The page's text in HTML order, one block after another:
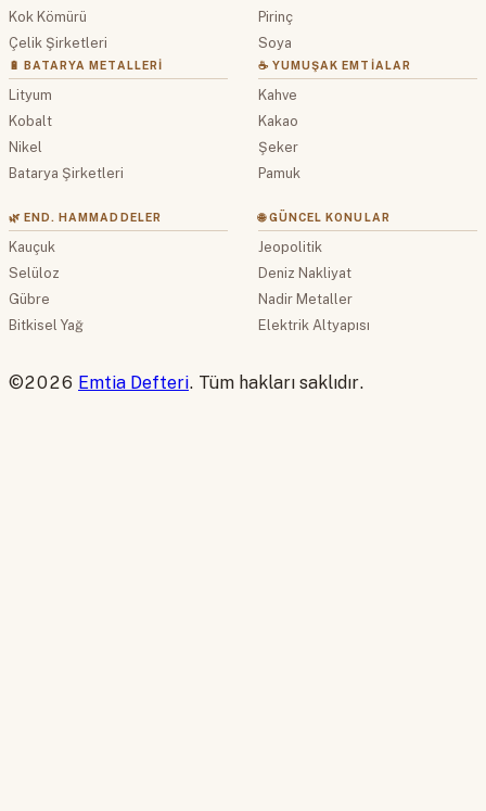
Kok Kömürü
Çelik Şirketleri
🔋 BATARYA METALLERI
Lityum
Kobalt
Nikel
Batarya Şirketleri
Pirinç
Soya
☕ YUMUŞAK EMTIALAR
Kahve
Kakao
Şeker
Pamuk
🌿 END. HAMMADDELER
Kauçuk
Selüloz
Gübre
Bitkisel Yağ
🌐 GÜNCEL KONULAR
Jeopolitik
Deniz Nakliyat
Nadir Metaller
Elektrik Altyapısı
©2026 Emtia Defteri. Tüm hakları saklıdır.